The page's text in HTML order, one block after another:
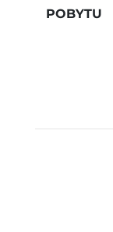
POBYTU